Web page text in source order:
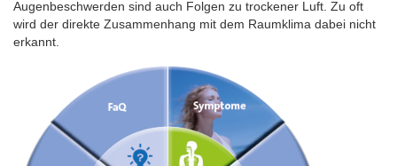
Augenbeschwerden sind auch Folgen zu trockener Luft. Zu oft
wird der direkte Zusammenhang mit dem Raumklima dabei nicht
erkannt.